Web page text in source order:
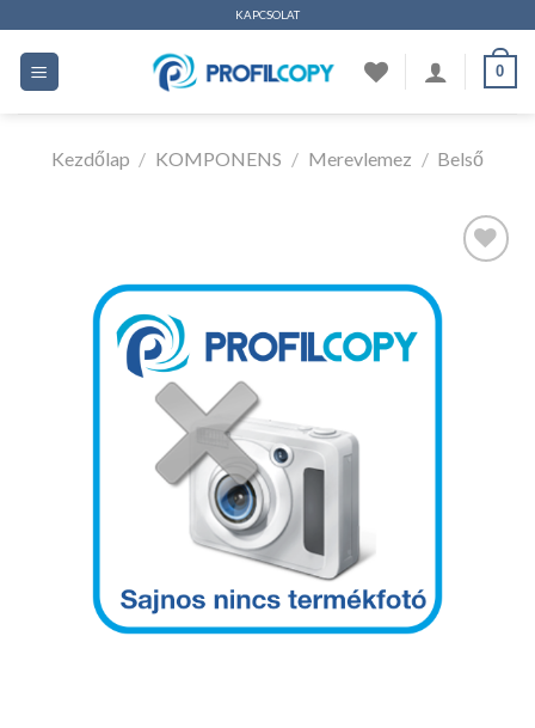
tartalomhoz
KAPCSOLAT
0
Kezdőlap / KOMPONENS / Merevlemez / Belső
Kedvencekhez